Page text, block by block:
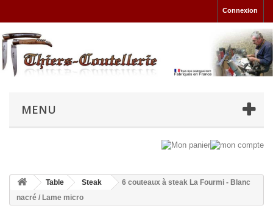
Connexion
MENU
Table Steak
6 couteaux à steak La Fourmi - Blanc
nacré / Lame micro